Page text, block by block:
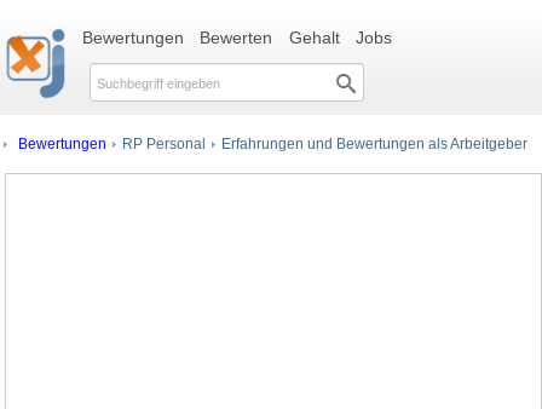
Bewertungen Bewerten Gehalt Jobs
Bewertungen RP Personal Erfahrungen und Bewertungen als Arbeitgeber